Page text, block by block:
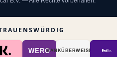
WEROBANK­ÜBER­WEISUNG